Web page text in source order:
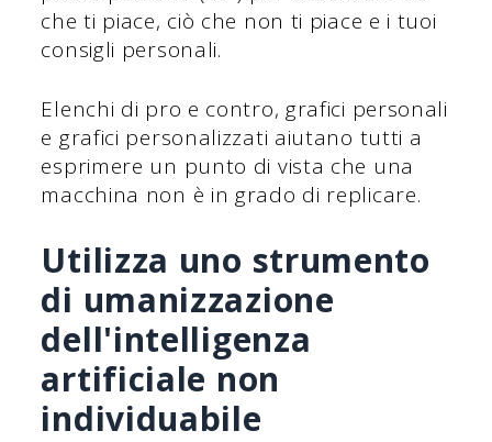
che ti piace, ciò che non ti piace e i tuoi
consigli personali.
Elenchi di pro e contro, grafici personali
e grafici personalizzati aiutano tutti a
esprimere un punto di vista che una
macchina non è in grado di replicare.
Utilizza uno strumento
di umanizzazione
dell'intelligenza
artificiale non
individuabile